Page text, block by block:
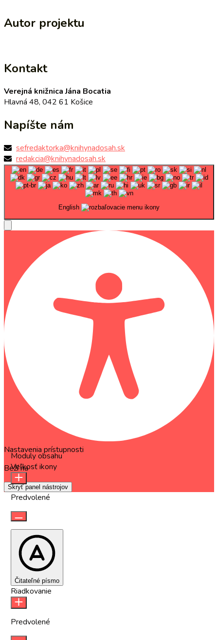
Autor projektu
Kontakt
Verejná knižnica Jána Bocatia
Hlavná 48, 042 61 Košice
Napíšte nám
sefredaktorka@knihynadosah.sk
redakcia@knihynadosah.sk
English
Nastavenia prístupnosti
Beží naOneTap
Skryť panel nástrojov
Moduly obsahu
Veľkosť ikony
Predvolené
Čitateľné písmo
Riadkovanie
Predvolené